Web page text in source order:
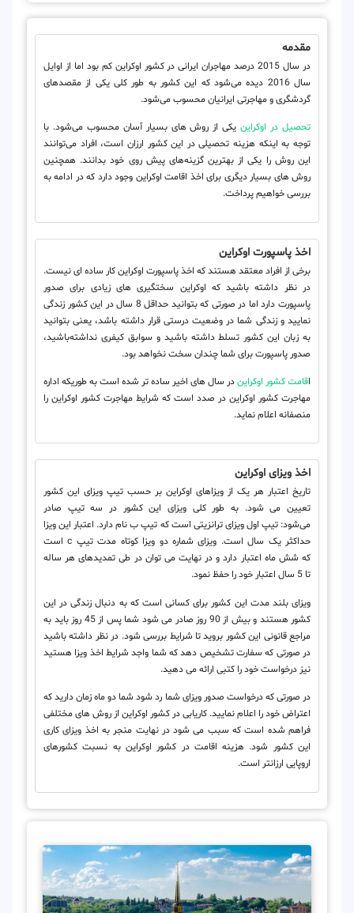
مقدمه
در سال 2015 درصد مهاجران ایرانی در کشور اوکراین کم بود اما از اوایل
سال 2016 دیده می‌شود که این کشور به طور کلی یکی از مقصدهای
گردشگری و مهاجرتی ایرانیان محسوب می‌شود.
تحصیل در اوکراینیکی از روش های بسیار آسان محسوب می‌شود. با
توجه به اینکه هزینه تحصیلی در این کشور ارزان است، افراد می‌توانند
این روش را یکی از بهترین گزینه‌های پیش روی خود بدانند. همچنین
روش های بسیار دیگری برای اخذ اقامت اوکراین وجود دارد که در ادامه به
بررسی خواهیم پرداخت.
اخذ پاسپورت اوکراین
برخی از افراد معتقد هستند که اخذ پاسپورت اوکراین کار ساده ای نیست.
در نظر داشته باشید که اوکراین سختگیری های زیادی برای صدور
پاسپورت دارد اما در صورتی که بتوانید حداقل 8 سال
در این کشور زندگی
نمایید و زندگی شما در وضعیت درستی قرار داشته باشد، یعنی بتوانید
بهزبان این کشور تسلط داشته باشید و سوابق کیفری نداشته‌باشید،
صدور پاسپورت برای شما چندان سخت نخواهد بود.
اقامت کشور اوکرایندر سال های اخیر ساده تر شده است به طوریکه اداره
مهاجرت کشور اوکراین در صدد است که شرایط مهاجرت کشور اوکراین را
منصفانه اعلام نماید.
اخذ ویزای اوکراین
تاریخ اعتبار هر یک از ویزاهای اوکراین بر حسب تیپ ویزای این کشور
تعیین می شود. به طور کلی ویزای این کشور در سه تیپ صادر
می‌شود: تیپ اول ویزای ترانزیتی است که تیپ بنام دارد. اعتبار این ویزا
حداکثر یک سال است. ویزای شماره دو ویزا کوتاه مدتتیپ c است
که شش ماه اعتبار دارد و در نهایت می توان در طی تمدیدهای هر ساله
تا 5 سال اعتبار خود را حفظ نمود.
ویزای بلند مدت این کشور برای کسانی است که به دنبال زندگی در این
کشور هستند و بیش از 90 روز صادر می شود شما پس از 45 روز باید به
مراجع قانونی این کشور بروید تا شرایط بررسی شود. در نظر داشته باشید
در صورتی که سفارت تشخیص دهد که شما واجد شرایط اخذ ویزا هستید
نیز درخواست خود را کتبی ارائه می دهید.
در صورتی که درخواست صدور ویزای شما رد شود شما دو ماه زمان دارید که
اعتراض خود را اعلام نمایید. کاریابی در کشور اوکراین از روش های مختلفی
فراهم شده است که سبب می شود در نهایت منجر به اخذ ویزای کاری
این کشور شود. هزینه اقامت در کشور اوکراین به نسبت کشورهای
اروپایی ارزانتر است.